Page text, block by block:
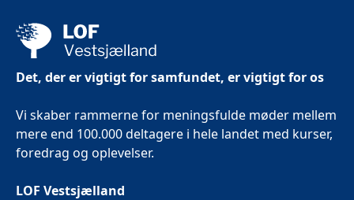
Det, der er vigtigt for samfundet, er vigtigt for os
Vi skaber rammerne for meningsfulde møder mellem
mere end 100.000 deltagere i hele landet med kurser,
foredrag og oplevelser.
LOF Vestsjælland